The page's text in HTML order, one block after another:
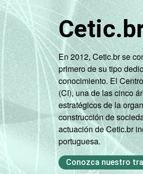
En 2012, Cetic.br se
primero de su tipo
conocimiento. El
(CI), una de las cinco
estratégicos de la
construcción de
actuación de Cetic.br
portuguesa.
Conozca nuestro